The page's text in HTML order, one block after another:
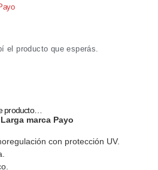
el producto que esperás.
producto…
marca Payo
con protección UV.